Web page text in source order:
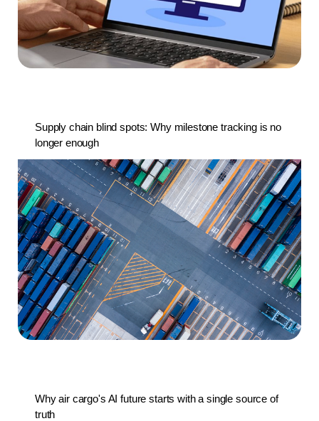
Supply chain blind spots: Why milestone tracking is no
longer enough
Why air cargo's AI future starts with a single source of
truth